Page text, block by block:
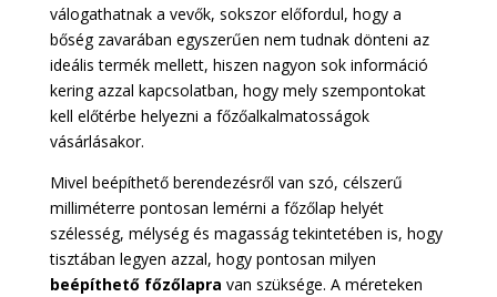
válogathatnak a vevők, sokszor előfordul, hogy a
bőség zavarában egyszerűen nem tudnak dönteni az
ideális termék mellett, hiszen nagyon sok információ
kering azzal kapcsolatban, hogy mely szempontokat
kell előtérbe helyezni a főzőalkalmatosságok
vásárlásakor.
Mivel beépíthető berendezésről van szó, célszerű
milliméterre pontosan lemérni a főzőlap helyét
szélesség, mélység és magasság tekintetében is, hogy
tisztában legyen azzal, hogy pontosan milyen
beépíthető főzőlapra van szüksége. A méreteken